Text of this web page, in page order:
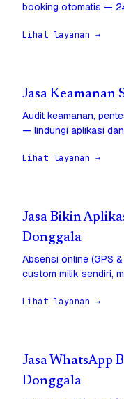
booking otomatis —
Lihat layanan →
Jasa Keamanan
Audit keamanan,
— lindungi aplikasi
Lihat layanan →
Jasa Bikin
Donggala
Absensi online (GPS
custom milik sendiri,
Lihat layanan →
Jasa WhatsApp
Donggala